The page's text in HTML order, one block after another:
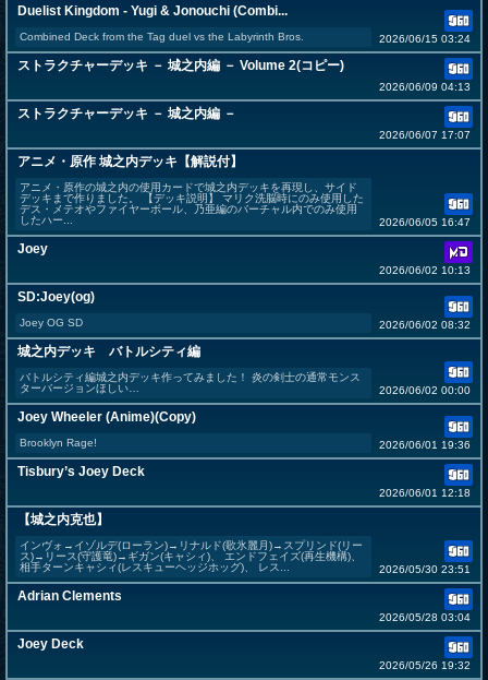
Duelist Kingdom - Yugi & Jonouchi (Combi...
Combined Deck from the Tag duel vs the Labyrinth Bros. 2026/06/15 03:24
ストラクチャーデッキ － 城之内編 － Volume 2(コピー)
2026/06/09 04:13
ストラクチャーデッキ － 城之内編 －
2026/06/07 17:07
アニメ・原作 城之内デッキ【解説付】
アニメ・原作の城之内の使用カードで城之内デッキを再現し、サイド
デッキまで作りました。 【デッキ説明】 マリク洗脳時にのみ使用した
デス・メテオやファイヤーボール、乃亜編のバーチャル内でのみ使用
したハー...
2026/06/05 16:47
Joey
2026/06/02 10:13
SD:Joey(og)
Joey OG SD 2026/06/02 08:32
城之内デッキ バトルシティ編
バトルシティ編城之内デッキ作ってみました！ 炎の剣士の通常モンス
ターバージョンほしい…
2026/06/02 00:00
Joey Wheeler (Anime)(Copy)
Brooklyn Rage! 2026/06/01 19:36
Tisbury’s Joey Deck
2026/06/01 12:18
【城之内克也】
インヴォ→イゾルデ(ローラン)→リナルド(歌氷麗月)→スプリンド(リー
ス)→リース(守護竜)→ギガン(キャシィ)、 エンドフェイズ(再生機構)、
相手ターンキャシィ(レスキューヘッジホッグ)、 レス...
2026/05/30 23:51
Adrian Clements
2026/05/28 03:04
Joey Deck
2026/05/26 19:32